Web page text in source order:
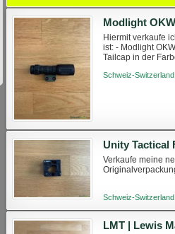
Hiermit verkaufe
ist: - Modlight
Tailcap in der
Schweiz-
Unity Tactical
Verkaufe meine
Schweiz-